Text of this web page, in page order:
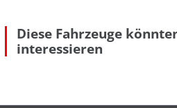
Diese Fahrzeuge
interessieren